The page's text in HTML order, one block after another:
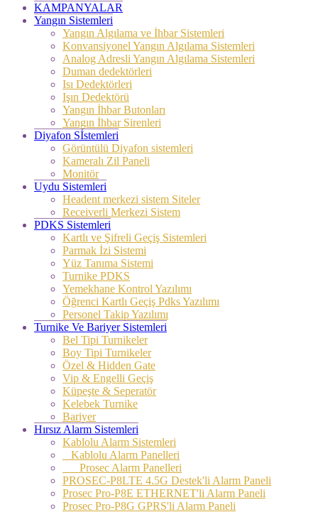
KAMPANYALAR
Yangın Sistemleri
Yangın Algılama ve İhbar Sistemleri
Konvansiyonel Yangın Algılama Sistemleri
Analog Adresli Yangın Algılama Sistemleri
Duman dedektörleri
Isı Dedektörleri
Işın Dedektörü
Yangın İhbar Butonları
Yangın İhbar Sirenleri
Diyafon Sİstemleri
Görüntülü Diyafon sistemleri
Kameralı Zil Paneli
Monitör
Uydu Sistemleri
Headent merkezi sistem Siteler
Receiverli Merkezi Sistem
PDKS Sistemleri
Kartlı ve Şifreli Geçiş Sistemleri
Parmak İzi Sistemi
Yüz Tanıma Sistemi
Turnike PDKS
Yemekhane Kontrol Yazılımı
Öğrenci Kartlı Geçiş Pdks Yazılımı
Personel Takip Yazılımı
Turnike Ve Bariyer Sistemleri
Bel Tipi Turnikeler
Boy Tipi Turnikeler
Özel & Hidden Gate
Vip & Engelli Geçiş
Küpeşte & Seperatör
Kelebek Turnike
Bariyer
Hırsız Alarm Sistemleri
Kablolu Alarm Sistemleri
Kablolu Alarm Panelleri
Prosec Alarm Panelleri
PROSEC-P8LTE 4.5G Destek'li Alarm Paneli
Prosec Pro-P8E ETHERNET'li Alarm Paneli
Prosec Pro-P8G GPRS'li Alarm Paneli